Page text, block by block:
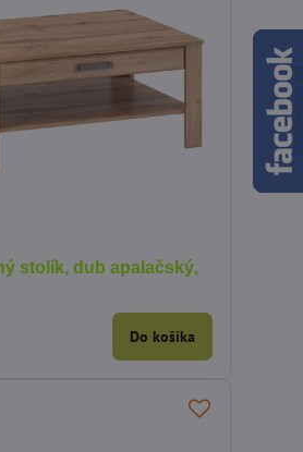
stolík, dub apalačský,
Do košíka